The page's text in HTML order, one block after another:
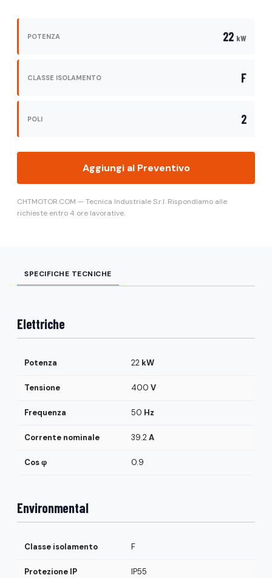
POTENZA 22 kW
CLASSE ISOLAMENTO F
POLI 2
Aggiungi al Preventivo
CHTMOTOR.COM — Tecnica Industriale S.r.l. Rispondiamo alle
richieste entro 4 ore lavorative.
SPECIFICHE TECNICHE
Elettriche
Potenza 22 kW
Tensione 400 V
Frequenza 50 Hz
Corrente nominale 39.2A
Cos φ 0.9
Environmental
Classe isolamento F
Protezione IP IP55